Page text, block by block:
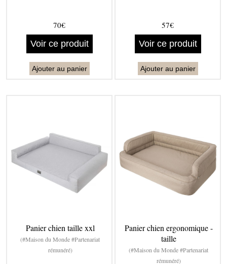
70€
Voir ce produit
Ajouter au panier
57€
Voir ce produit
Ajouter au panier
Panier chien taille xxl
(#Maison du Monde #Partenariat
rémunéré)
Panier chien ergonomique -
taille
(#Maison du Monde #Partenariat
rémunéré)